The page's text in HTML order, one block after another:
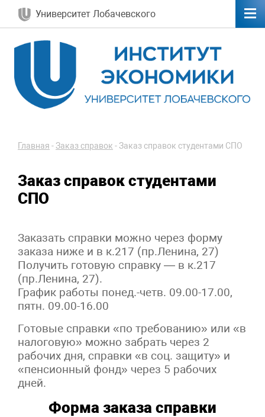
Университет Лобачевского
Главная -Заказ справок -Заказ справок студентами СПО
Заказ справок студентами
СПО
Заказать справки можно через форму
заказа ниже и в к.217 (пр.Ленина, 27)
Получить готовую справку — в к.217
(пр.Ленина, 27).
График работы понед.-четв. 09.00-17.00,
пятн. 09.00-16.00
Готовые справки «по требованию» или «в
налоговую» можно забрать через 2
рабочих дня, справки «в соц. защиту» и
«пенсионный фонд» через 5 рабочих
дней.
Форма заказа справки